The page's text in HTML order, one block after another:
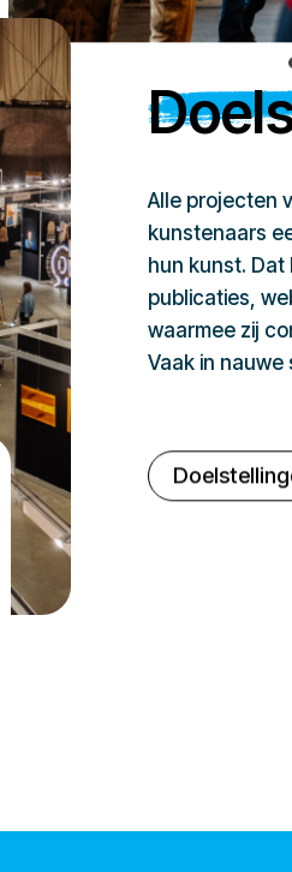
Alle projecten
kunstenaars
hun kunst.
publicaties,
waarmee zij
Vaak in